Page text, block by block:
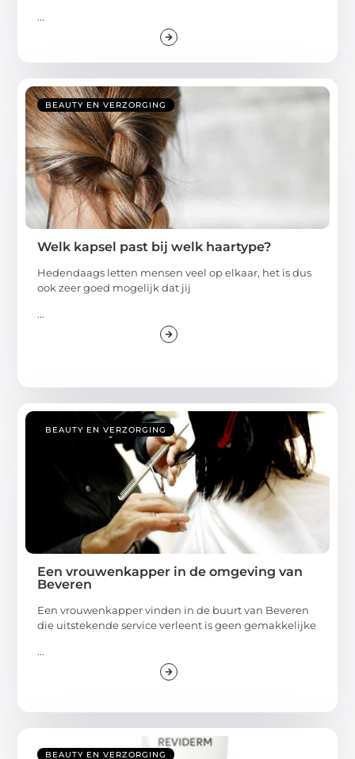
...
BEAUTY EN VERZORGING
Welk kapsel past bij welk haartype?
Hedendaags letten mensen veel op elkaar, het is dus
ook zeer goed mogelijk dat jij
...
BEAUTY EN VERZORGING
Een vrouwenkapper in de omgeving van
Beveren
Een vrouwenkapper vinden in de buurt van Beveren
die uitstekende service verleent is geen gemakkelijke
...
BEAUTY EN VERZORGING